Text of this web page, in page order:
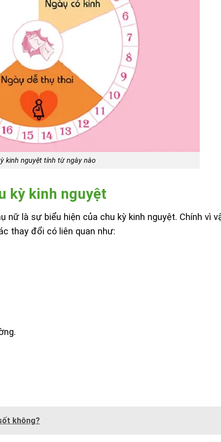
kinh nguyệt tính từ ngày nào
kỳ kinh nguyệt
là sự biểu hiện của chu kỳ kinh nguyệt. Chính vì
thay đổi có liên quan như:
không?